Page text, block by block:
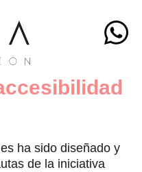
ha sido diseñado y
de la iniciativa